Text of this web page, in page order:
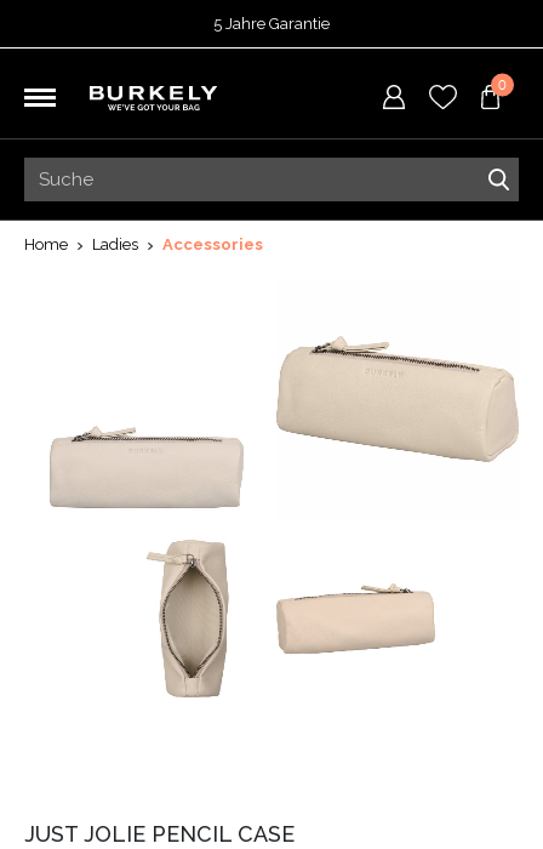
5 Jahre Garantie
Vor 15:00 Uhr bestellt =
heute versendet
0
Home Ladies Accessories
JUST JOLIE PENCIL CASE